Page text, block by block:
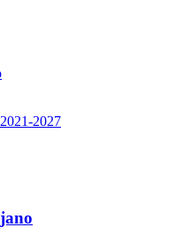
2027